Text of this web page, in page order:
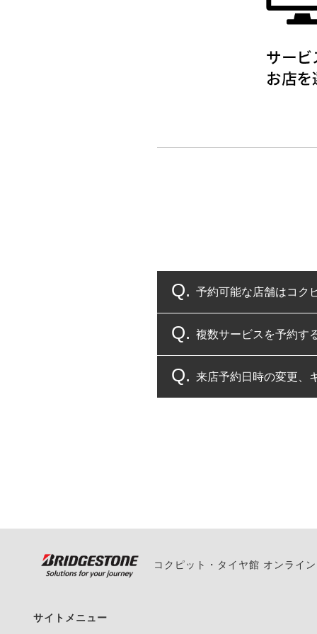
予約可能な店舗はコク
コクピット・タイヤ館
複数サービスを予約す
複数サービスのご予約
来店予約日時の変更、
また、やむを得ない
コクピット・タイヤ館 オンライ
サイトメニュー